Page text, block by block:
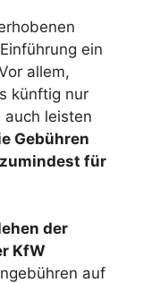
ein
allem,
künftig nur
leisten
Gebühren
für
der
KfW
auf